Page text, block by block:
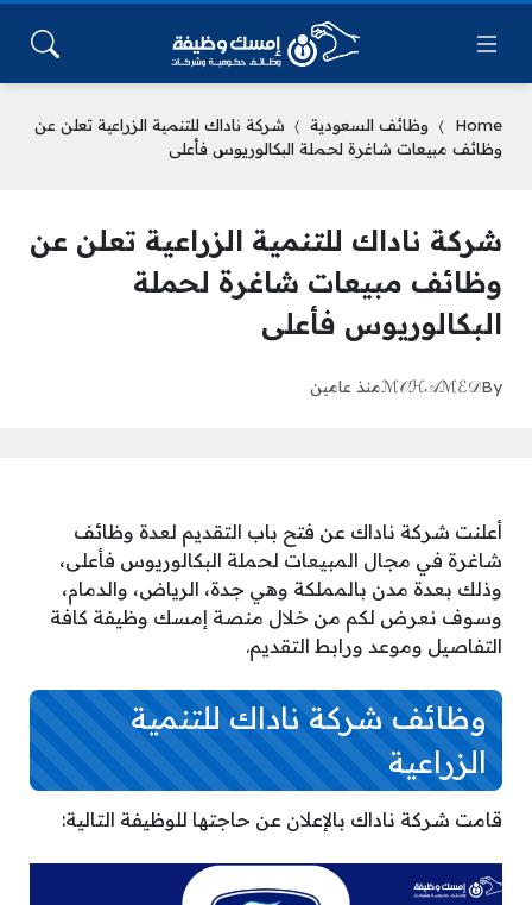
Home وظائف السعودية
شركة ناداك للتنمية الزراعية تعلن عن
وظائف مبيعات شاغرة لحملة البكالوريوس فأعلى
شركة ناداك للتنمية الزراعية تعلن عن
وظائف مبيعات شاغرة لحملة
البكالوريوس فأعلى
By
ℳ𝒪ℋ𝒜ℳℰ𝒟منذ عامين
أعلنت شركة ناداك عن فتح باب التقديم لعدة وظائف
شاغرة في مجال المبيعات لحملة البكالوريوس فأعلى،
وذلك بعدة مدن بالمملكة وهي جدة، الرياض، والدمام،
وسوف نعرض لكم من خلال منصة إمسك وظيفة كافة
التفاصيل وموعد ورابط التقديم.
وظائف شركة ناداك للتنمية
الزراعية
قامت شركة ناداك بالإعلان عن حاجتها للوظيفة التالية: